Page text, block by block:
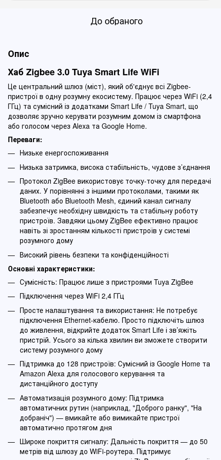
До обраного
Опис
Хаб Zigbee 3.0 Tuya Smart Life WiFi
Це центральний шлюз (міст), який об'єднує всі Zigbee-
пристрої в одну розумну екосистему. Працює через WiFi (2,4
ГГц) та сумісний із додатками Smart Life / Tuya Smart, що
дозволяє зручно керувати розумним домом із смартфона
або голосом через Alexa та Google Home.
Переваги:
Низьке енергоспоживання
Низька затримка, висока стабільність, чудове з’єднання
Протокол ZigBee використовує точку-точку для передачі
даних. У порівнянні з іншими протоколами, такими як
Bluetooth або Bluetooth Mesh, єдиний канал сигналу
забезпечує необхідну швидкість та стабільну роботу
пристроїв. Завдяки цьому ZigBee ефективно працює
навіть зі зростанням кількості пристроїв у системі
розумного дому
Високий рівень безпеки та конфіденційності
Основні характеристики:
Сумісність: Працює лише з пристроями Tuya ZigBee
Підключення через WiFi 2,4 ГГц
Просте налаштування та використання: Не потребує
підключення Ethernet-кабелю. Просто підключіть шлюз
до живлення, відкрийте додаток Smart Life і зв’яжіть
пристрій. Усього за кілька хвилин ви зможете створити
систему розумного дому
Підтримка до 128 пристроїв: Сумісний із Google Home та
Amazon Alexa для голосового керування та
дистанційного доступу
Автоматизація розумного дому: Підтримка
автоматичних рутин (наприклад, "Доброго ранку", "На
добраніч") — вмикайте або вимикайте пристрої
автоматично протягом дня
Широке покриття сигналу: Дальність покриття — до 50
метрів від шлюзу до WiFi-роутера. Підтримує